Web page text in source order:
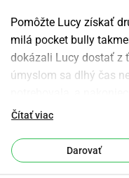
Pomôžte Lucy získať
milá pocket bully
dokázali Lucy dostať z
úmyslom sa dlhý čas
vyzdvihli, jej stav bol
aké vážne to bolo:
hospitalizovaná a
Čítať viac
Darovať